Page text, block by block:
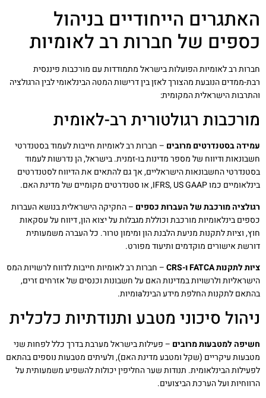
האתגרים הייחודיים בניהול
כספים של חברות רב לאומיות
חברות רב לאומיות הפועלות בישראל מתמודדות עם מורכבות פיננסית
רבת-ממדים הנובעת מהצורך לאזן בין דרישות המטה הבינלאומי לבין הרגולציה
והתרבות הישראלית המקומית:
מורכבות רגולטורית רב-לאומית
עמידה בסטנדרטים מרובים – חברות רב לאומיות חייבות לעמוד בסטנדרטי
חשבונאות ודיווח של מספר מדינות בו-זמנית. בישראל, הן נדרשות לעמוד
בסטנדרטי החשבונאות הישראליים, אך גם להתאים את הדיווח לסטנדרטים
בינלאומיים כמו IFRS, US GAAP, או סטנדרטים מקומיים של מדינת האם.
רגולציה מורכבת של העברות כספים – החקיקה הישראלית בנושא העברות
כספים בינלאומיות מורכבת וכוללת מגבלות על יצוא הון, דיווח על עסקאות
חוץ, וציות לתקנות מניעת הלבנת הון ומימון טרור. כל העברה משמעותית
דורשת אישורים מוקדמים ותיעוד מפורט.
ציות לתקנות FATCA ו-CRS
– חברות רב לאומיות חייבות לדווח לרשויות המס
הישראליות ולרשויות במדינות האם על חשבונות וכנסים של אזרחים זרים,
בהתאם לתקנות החלפת מידע הבינלaומיות.
ניהול סיכוני מטבע ותנודתיות כלכלית
חשיפה למטבעות מרובים – פעילות בישראל מערבת בדרך כלל לפחות שני
מטבעות עיקריים (שקל ומטבע מדינת האם), ולעיתים מטבעות נוספים בהתאם
לפעילות הבינלאומית. תנודות שער החליפין יכולות להשפיע משמעותית על
הרווחיות ועל הערכת הביצועים.